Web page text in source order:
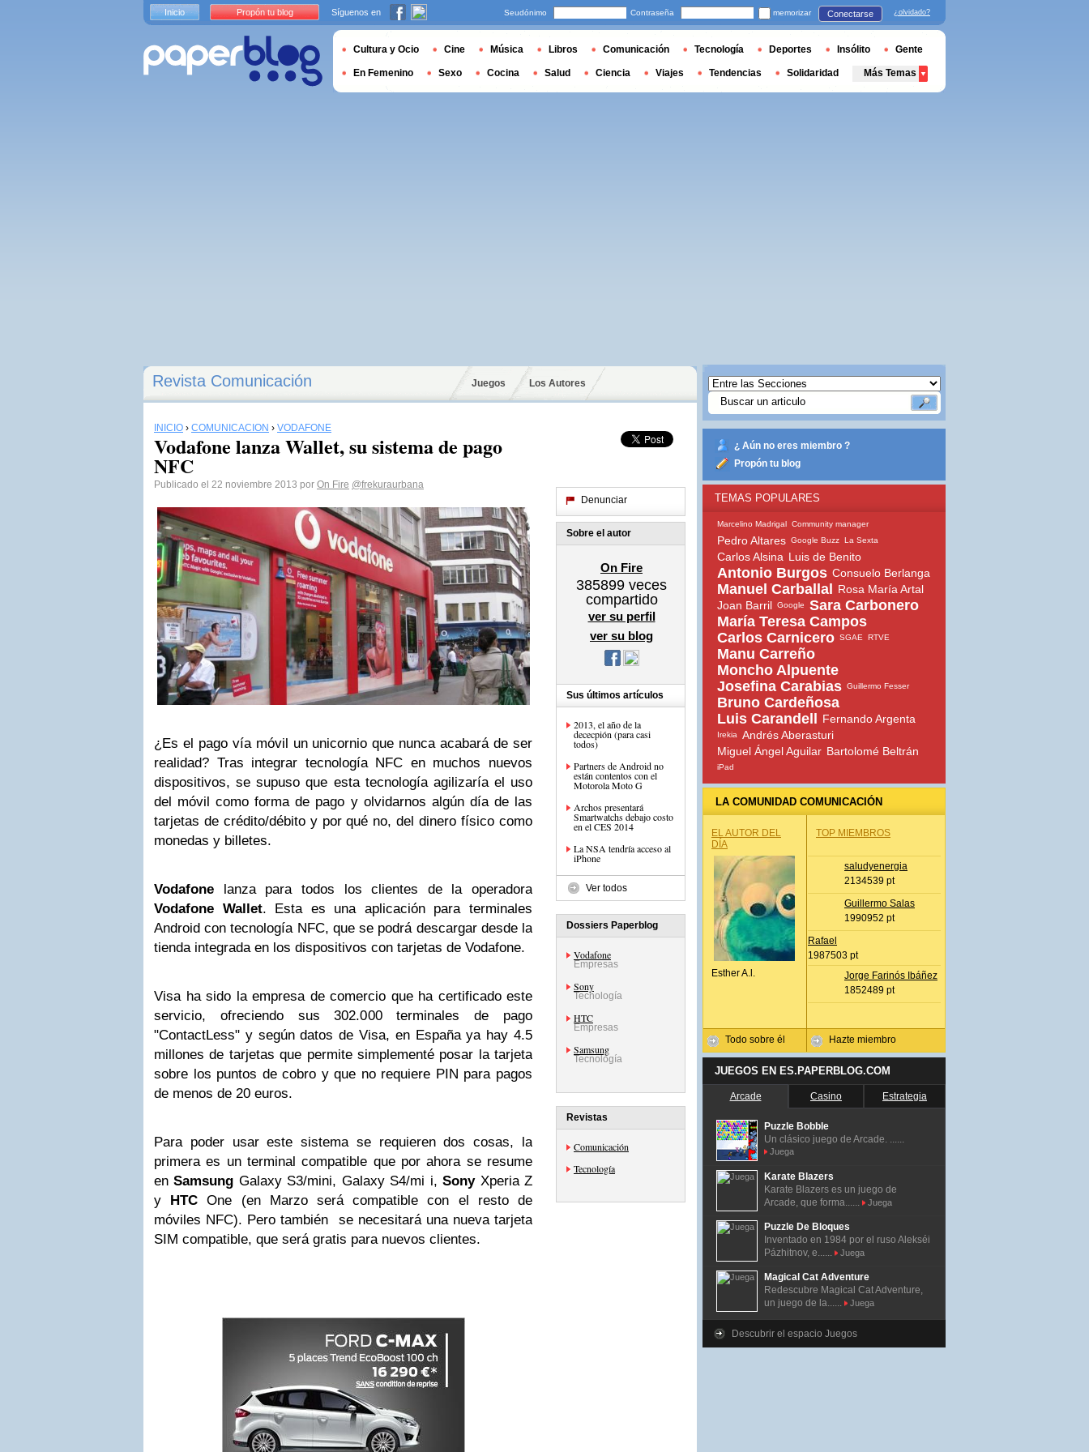
Revista Comunicación Juegos Los Autores
INICIO › COMUNICACIÓN › VODAFONE
Vodafone lanza Wallet, su sistema de pago
NFC
Publicado el 22 noviembre 2013 por On Fire @frekuraurbana
¿Es el pago vía móvil un unicornio que nunca acabará de ser
realidad? Tras integrar tecnología NFC en muchos nuevos
dispositivos, se supuso que esta tecnología agilizaría el uso
del móvil como forma de pago y olvidarnos algún día de las
tarjetas de crédito/débito y por qué no, del dinero físico como
monedas y billetes.
Vodafone lanza para todos los clientes de la operadora
Vodafone Wallet. Esta es una aplicación para terminales
Android con tecnología NFC, que se podrá descargar desde la
tienda integrada en los dispositivos con tarjetas de Vodafone.
Visa ha sido la empresa de comercio que ha certificado este
servicio, ofreciendo sus 302.000 terminales de pago
"ContactLess" y según datos de Visa, en España ya hay 4.5
millones de tarjetas que permite simplementé posar la tarjeta
sobre los puntos de cobro y que no requiere PIN para pagos
de menos de 20 euros.
Para poder usar este sistema se requieren dos cosas, la
primera es un terminal compatible que por ahora se resume
enSamsung Galaxy S3/mini, Galaxy S4/mi i,SonyXperia Z
y HTC One (en Marzo será compatible con el resto de
móviles NFC). Pero también se necesitará una nueva tarjeta
SIM compatible, que será gratis para nuevos clientes.
Denunciar
Sobre el autor
On Fire
385899 veces
compartido
ver su perfil
ver su blog
Sus últimos artículos
2013, el año de la
dececpión (para casi
todos)
Partners de Android no
están contentos con el
Motorola Moto G
Archos presentará
Smartwatchs debajo costo
en el CES 2014
La NSA tendría acceso al
iPhone
Ver todos
Dossiers Paperblog
Vodafone
Empresas
Sony
Tecnología
HTC
Empresas
Samsung
Tecnología
Revistas
Comunicación
Tecnología
¿ Aún no eres miembro ?
Propón tu blog
TEMAS POPULARES
Marcelino Madrigal Community manager
Pedro Altares Google Buzz La Sexta
Carlos Alsina Luis de Benito
Antonio Burgos Consuelo Berlanga
Manuel Carballal
Rosa María Artal
Joan Barril Google
Sara Carbonero
María Teresa Campos
Carlos Carnicero SGAE RTVE
Manu Carreño
Moncho Alpuente
Josefina Carabias Guillermo Fesser
Bruno Cardeñosa
Luis Carandell
Fernando Argenta
Irekia
Andrés Aberasturi
Miguel Ángel Aguilar Bartolomé Beltrán
iPad
LA COMUNIDAD COMUNICACIÓN
EL AUTOR DEL
DÍA
Esther A.l.
Todo sobre él
TOP MIEMBROS
saludyenergia
2134539 pt
Guillermo Salas
1990952 pt
Rafael
1987503 pt
Jorge Farinós Ibáñez
1852489 pt
Hazte miembro
JUEGOS EN ES.PAPERBLOG.COM
Arcade Casino Estrategia
Puzzle Bobble
Un clásico juego de Arcade. ......
Juega
Karate Blazers
Karate Blazers es un juego de
Arcade, que forma......
Juega
Puzzle De Bloques
Inventado en 1984 por el ruso Alekséi
Pázhitnov, e......
Juega
Magical Cat Adventure
Redescubre Magical Cat Adventure,
un juego de la......
Juega
Descubrir el espacio Juegos
Inicio Propón tu blog Síguenos en Seudónimo Contraseña memorizar Conectarse ¿olvidado?
Cultura y Ocio Cine Música Libros Comunicación Tecnología Deportes Insólito Gente
En Femenino Sexo Cocina Salud Ciencia Viajes Tendencias Solidaridad Más Temas